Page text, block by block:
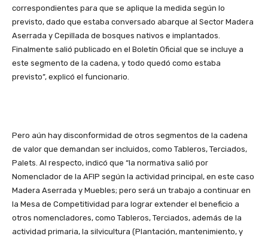
correspondientes para que se aplique la medida según lo
previsto, dado que estaba conversado abarque al Sector Madera
Aserrada y Cepillada de bosques nativos e implantados.
Finalmente salió publicado en el Boletín Oficial que se incluye a
este segmento de la cadena, y todo quedó como estaba
previsto”, explicó el funcionario.
Pero aún hay disconformidad de otros segmentos de la cadena
de valor que demandan ser incluidos, como Tableros, Terciados,
Palets. Al respecto, indicó que “la normativa salió por
Nomenclador de la AFIP según la actividad principal, en este caso
Madera Aserrada y Muebles; pero será un trabajo a continuar en
la Mesa de Competitividad para lograr extender el beneficio a
otros nomencladores, como Tableros, Terciados, además de la
actividad primaria, la silvicultura (Plantación, mantenimiento, y